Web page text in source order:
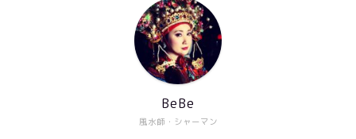
風水師・シャーマン
BeBe